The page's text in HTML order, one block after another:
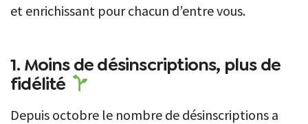
et enrichissant pour chacun d’entre vous.
1. Moins de désinscriptions, plus de
fidélité
Depuis octobre le nombre de désinscriptions a